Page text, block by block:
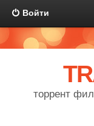
Войти
торрент